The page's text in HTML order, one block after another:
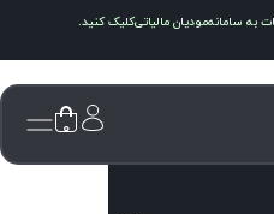
به سامانهمودیان مالیاتیکلیک کنید.
۰